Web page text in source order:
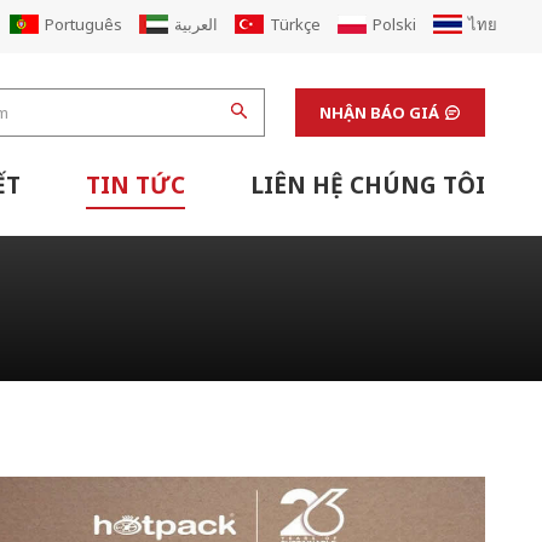
Português العربية Türkçe Polski ไทย
NHẬN BÁO GIÁ
TIN TỨC LIÊN HỆ CHÚNG TÔI